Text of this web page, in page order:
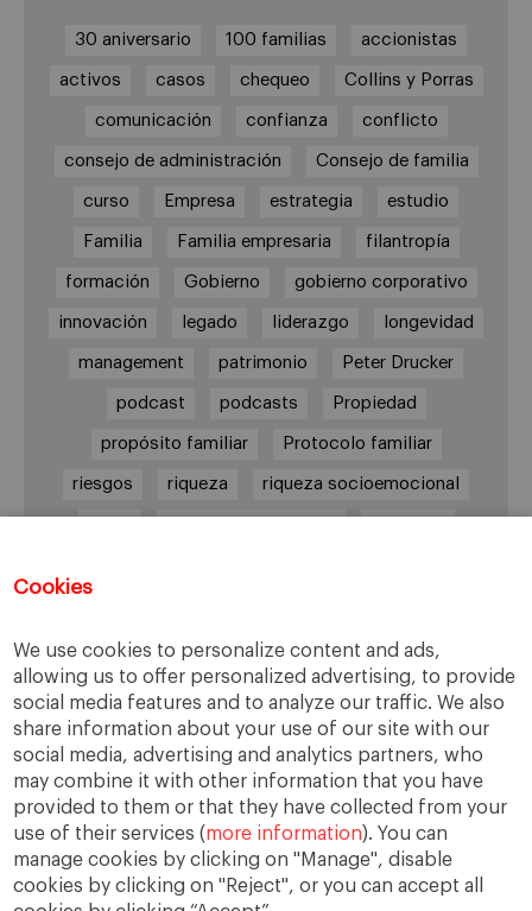
Cookies
We use cookies to personalize content and ads,
allowing us to offer personalized advertising, to provide
social media features and to analyze our traffic. We also
share information about your use of our site with our
social media, advertising and analytics partners, who
may combine it with other information that you have
provided to them or that they have collected from your
use of their services (more information). You can
manage cookies by clicking on "Manage", disable
cookies by clicking on "Reject", or you can accept all
30 aniversario 100 familias accionistas
activos casos chequeo Collins y Porras
comunicación confianza conflicto
consejo de administración Consejo de familia
curso Empresa estrategia estudio
Familia Familia empresaria filantropía
formación Gobierno gobierno corporativo
innovación legado liderazgo longevidad
management patrimonio Peter Drucker
podcast podcasts Propiedad
propósito familiar Protocolo familiar
riesgos riqueza riqueza socioemocional
Enlaces
Cátedra de Empresa Familiar